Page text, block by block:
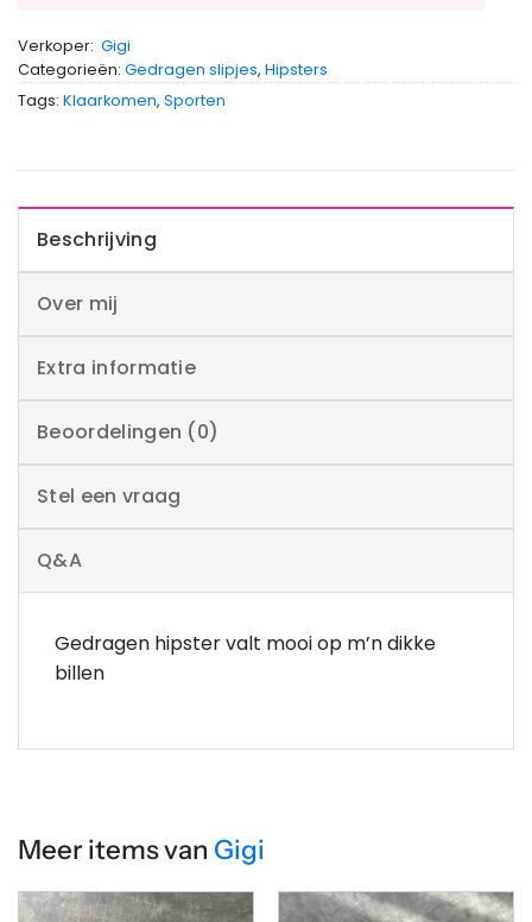
Verkoper: Gigi
Categorieën: Gedragen slipjes, Hipsters
Tags: Klaarkomen, Sporten
Beschrijving
Over mij
Extra informatie
Beoordelingen (0)
Stel een vraag
Q&A
Gedragen hipster valt mooi op m’n dikke
billen
Meer items van Gigi